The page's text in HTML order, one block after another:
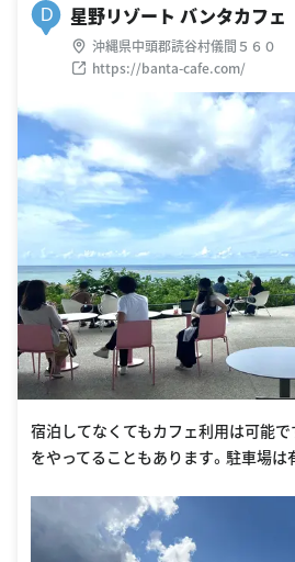
D 星野リゾート バンタカフェ
沖縄県中頭郡読谷村儀間５６０
https://banta-cafe.com/
宿泊してなくてもカフェ利用は可能
をやってることもあります。駐車場は